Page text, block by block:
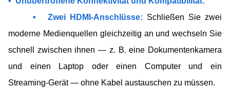
• Zwei HDMI-Anschlüsse: Schließen Sie zwei
moderne Medienquellen gleichzeitig an und wechseln Sie
schnell zwischen ihnen — z. B. eine Dokumentenkamera
und einen Laptop oder einen Computer und ein
Streaming-Gerät — ohne Kabel austauschen zu müssen.